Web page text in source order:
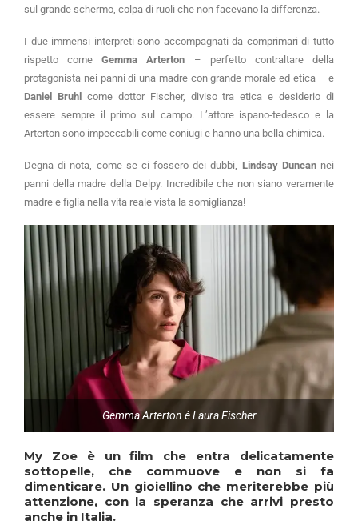
sul grande schermo, colpa di ruoli che non facevano la differenza.
I due immensi interpreti sono accompagnati da comprimari di tutto
rispetto comeGemma Arterton – perfetto contraltare della
protagonista nei panni di una madre con grande morale ed etica – e
Daniel Bruhl
come dottor Fischer, diviso tra etica e desiderio di
essere sempre il primo sul campo. L’attore ispano-tedesco e la
Arterton sono impeccabili come coniugi e hanno una bella chimica.
Degna di nota, come se ci fossero dei dubbi, Lindsay Duncannei
panni della madre della Delpy. Incredibile che non siano veramente
madre e figlia nella vita reale vista la somiglianza!
Gemma Arterton è Laura Fischer
My Zoeè un film che entra delicatamente
sottopelle, che commuove e non si fa
dimenticare. Un gioiellino che meriterebbe più
attenzione, con la speranza che arrivi presto
anche in Italia.